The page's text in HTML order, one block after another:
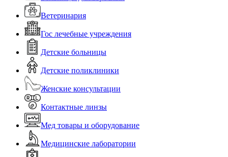
Ветеринария
Гос лечебные учреждения
Детские больницы
Детские поликлиники
Женские консультации
Контактные линзы
Мед товары и оборудование
Медицинские лаборатории